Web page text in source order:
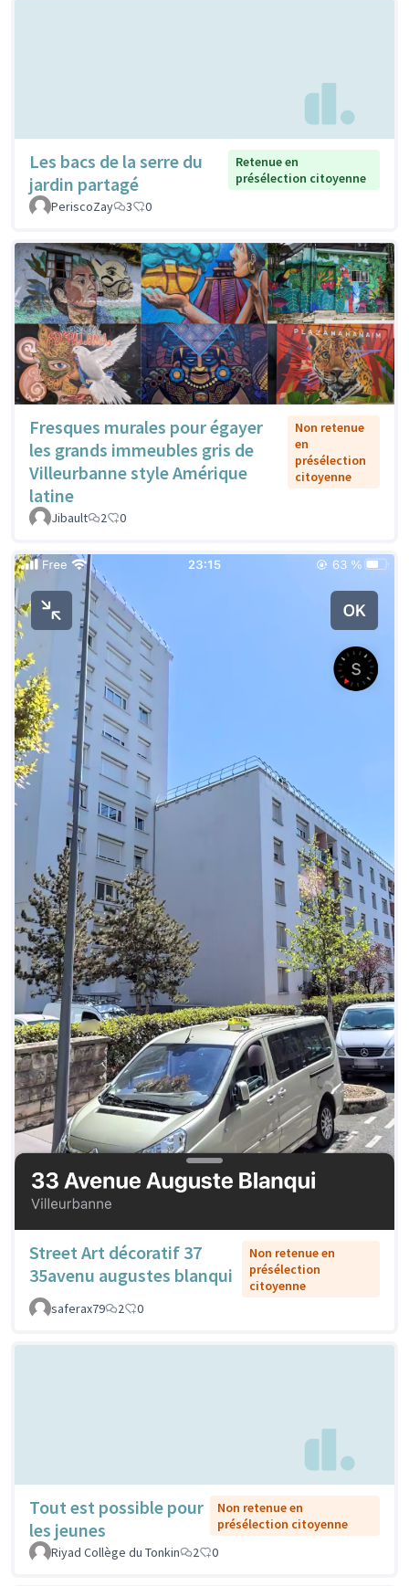
Les bacs de la serre du
jardin partagé
Retenue en
présélection citoyenne
PeriscoZay
3 0
Fresques murales pour égayer
les grands immeubles gris de
Villeurbanne style Amérique
latine
Non retenue
en
présélection
citoyenne
Jibault 2 0
Street Art décoratif 37
35avenu augustes blanqui
Non retenue en
présélection
citoyenne
saferax79
2 0
Tout est possible pour
les jeunes
Non retenue en
présélection citoyenne
Riyad Collège du Tonkin
2 0